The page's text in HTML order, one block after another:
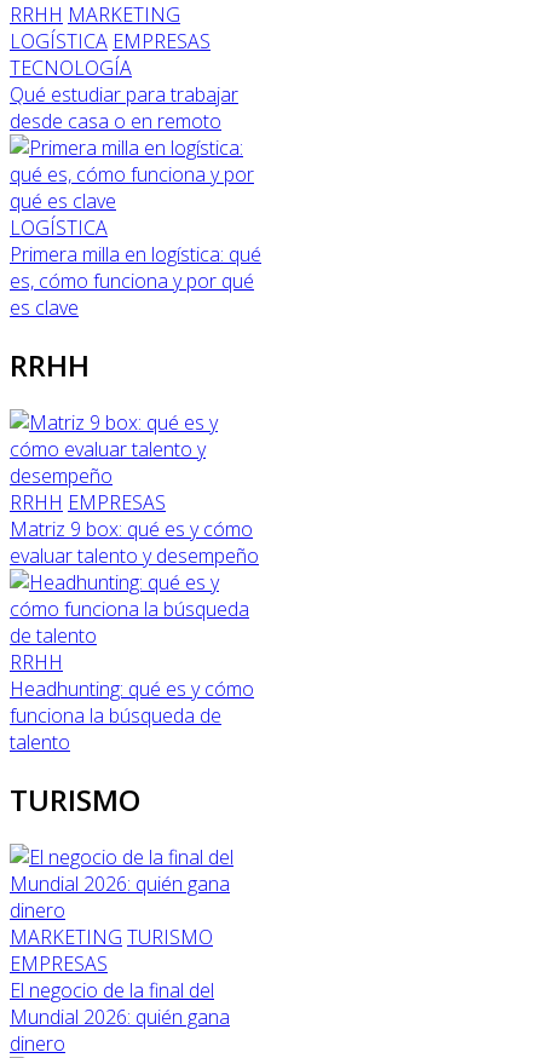
RRHH MARKETING
LOGÍSTICA EMPRESAS
TECNOLOGÍA
Qué estudiar para trabajar
desde casa o en remoto
LOGÍSTICA
Primera milla en logística: qué
es, cómo funciona y por qué
es clave
RRHH
RRHH EMPRESAS
Matriz 9 box: qué es y cómo
evaluar talento y desempeño
RRHH
Headhunting: qué es y cómo
funciona la búsqueda de
talento
TURISMO
MARKETING TURISMO
EMPRESAS
El negocio de la final del
Mundial 2026: quién gana
dinero